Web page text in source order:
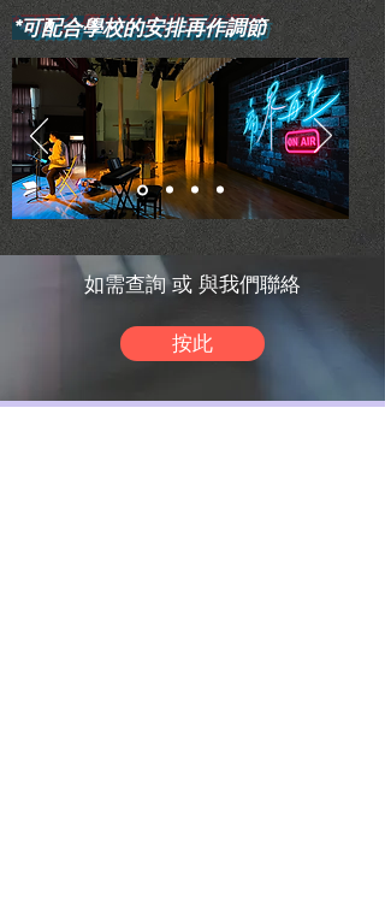
*可配合學校的安排再作調節
如需查詢 或 與我們聯絡
按此